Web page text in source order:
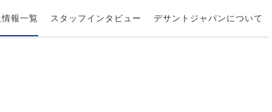
報一覧 スタッフインタビュー デサントジャパンについて